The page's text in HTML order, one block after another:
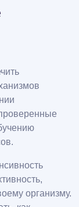
организму.